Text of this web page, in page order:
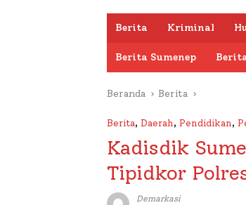
Berita Kriminal
Berita Sumenep
Beranda Berita
Berita, Daerah, Pendidikan,
Kadisdik
Tipidkor
Demarkasi